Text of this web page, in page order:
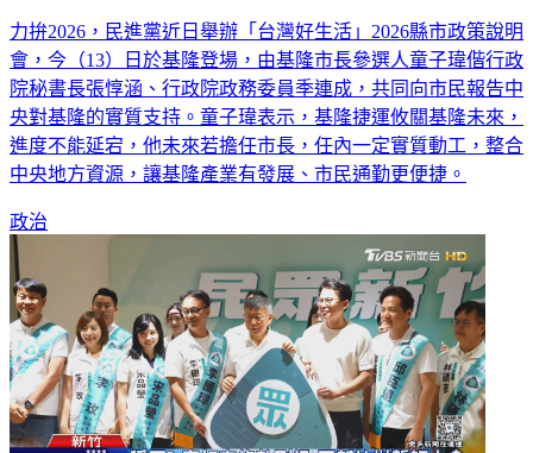
力拚2026，民進黨近日舉辦「台灣好生活」2026縣市政策說明
會，今（13）日於基隆登場，由基隆市長參選人童子瑋偕行政
院秘書長張惇涵、行政院政務委員季連成，共同向市民報告中
央對基隆的實質支持。童子瑋表示，基隆捷運攸關基隆未來，
進度不能延宕，他未來若擔任市長，任內一定實質動工，整合
中央地方資源，讓基隆產業有發展、市民通勤更便捷。
政治